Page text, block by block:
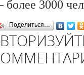
3000
Поделиться…